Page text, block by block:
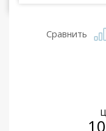
Сравнить